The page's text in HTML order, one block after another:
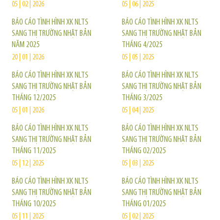
05 | 02 | 2026
BÁO CÁO TÌNH HÌNH XK NLTS
SANG THỊ TRƯỜNG NHẬT BẢN
NĂM 2025
20 | 01 | 2026
BÁO CÁO TÌNH HÌNH XK NLTS
SANG THỊ TRƯỜNG NHẬT BẢN
THÁNG 12/2025
05 | 01 | 2026
BÁO CÁO TÌNH HÌNH XK NLTS
SANG THỊ TRƯỜNG NHẬT BẢN
THÁNG 11/2025
05 | 12 | 2025
BÁO CÁO TÌNH HÌNH XK NLTS
SANG THỊ TRƯỜNG NHẬT BẢN
THÁNG 10/2025
05 | 11 | 2025
05 | 06 | 2025
BÁO CÁO TÌNH HÌNH XK NLTS
SANG THỊ TRƯỜNG NHẬT BẢN
THÁNG 4/2025
05 | 05 | 2025
BÁO CÁO TÌNH HÌNH XK NLTS
SANG THỊ TRƯỜNG NHẬT BẢN
THÁNG 3/2025
05 | 04 | 2025
BÁO CÁO TÌNH HÌNH XK NLTS
SANG THỊ TRƯỜNG NHẬT BẢN
THÁNG 02/2025
05 | 03 | 2025
BÁO CÁO TÌNH HÌNH XK NLTS
SANG THỊ TRƯỜNG NHẬT BẢN
THÁNG 01/2025
05 | 02 | 2025